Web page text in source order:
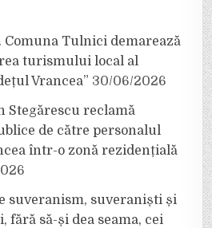
Comuna Tulnici demarează
turismului local al
Vrancea” 30/06/2026
Stegărescu reclamă
de către personalul
într-o zonă rezidențială
suveranism, suveraniști și
fără să-și dea seama, cei